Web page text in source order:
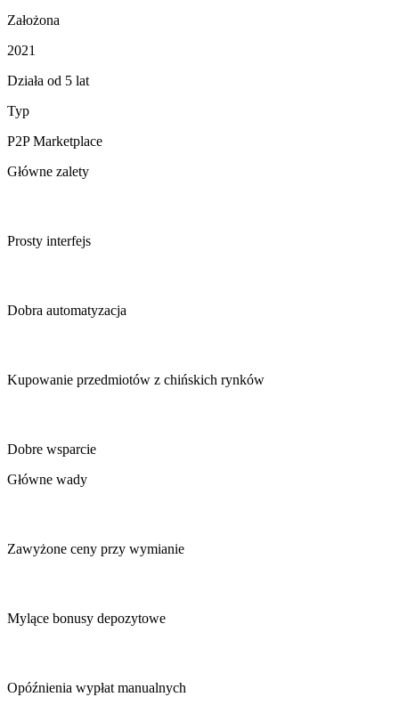
Założona
2021
Działa od 5 lat
Typ
P2P Marketplace
Główne zalety
Prosty interfejs
Dobra automatyzacja
Kupowanie przedmiotów z chińskich rynków
Dobre wsparcie
Główne wady
Zawyżone ceny przy wymianie
Mylące bonusy depozytowe
Opóźnienia wypłat manualnych